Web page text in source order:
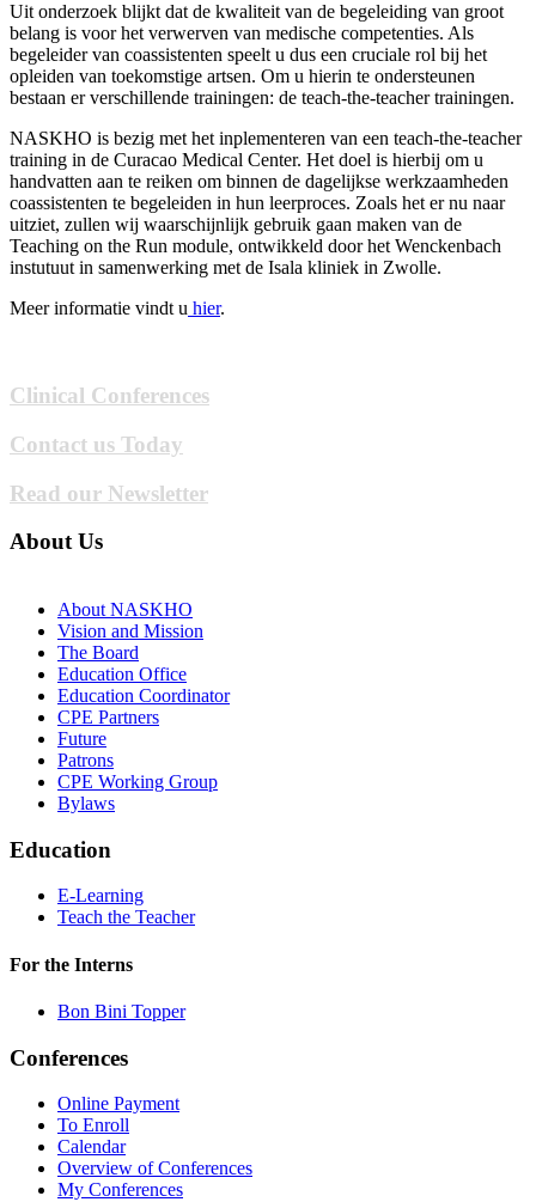
Uit onderzoek blijkt dat de kwaliteit van de begeleiding van groot
belang is voor het verwerven van medische competenties. Als
begeleider van coassistenten speelt u dus een cruciale rol bij het
opleiden van toekomstige artsen. Om u hierin te ondersteunen
bestaan er verschillende trainingen: de teach-the-teacher trainingen.
NASKHO is bezig met het inplementeren van een teach-the-teacher
training in de Curacao Medical Center. Het doel is hierbij om u
handvatten aan te reiken om binnen de dagelijkse werkzaamheden
coassistenten te begeleiden in hun leerproces. Zoals het er nu naar
uitziet, zullen wij waarschijnlijk gebruik gaan maken van de
Teaching on the Run module, ontwikkeld door het Wenckenbach
instutuut in samenwerking met de Isala kliniek in Zwolle.
Meer informatie vindt u hier.
Clinical Conferences
Contact us Today
Read our Newsletter
About Us
About NASKHO
Vision and Mission
The Board
Education Office
Education Coordinator
CPE Partners
Future
Patrons
CPE Working Group
Bylaws
Education
E-Learning
Teach the Teacher
For the Interns
Bon Bini Topper
Conferences
Online Payment
To Enroll
Calendar
Overview of Conferences
My Conferences